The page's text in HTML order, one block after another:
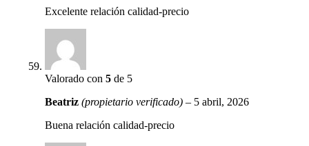
Excelente relación calidad-precio
Valorado con5 de 5
Beatriz(propietario verificado) – 5 abril, 2026
Buena relación calidad-precio